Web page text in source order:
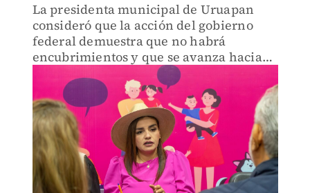
La presidenta municipal de Uruapan
consideró que la acción del gobierno
federal demuestra que no habrá
encubrimientos y que se avanza hacia
una administración más transparente
en beneficio de México.